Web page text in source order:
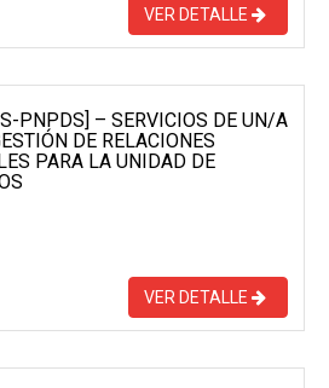
VER DETALLE
PNPDS] – SERVICIOS DE UN/A
DE RELACIONES
PARA LA UNIDAD DE
VER DETALLE